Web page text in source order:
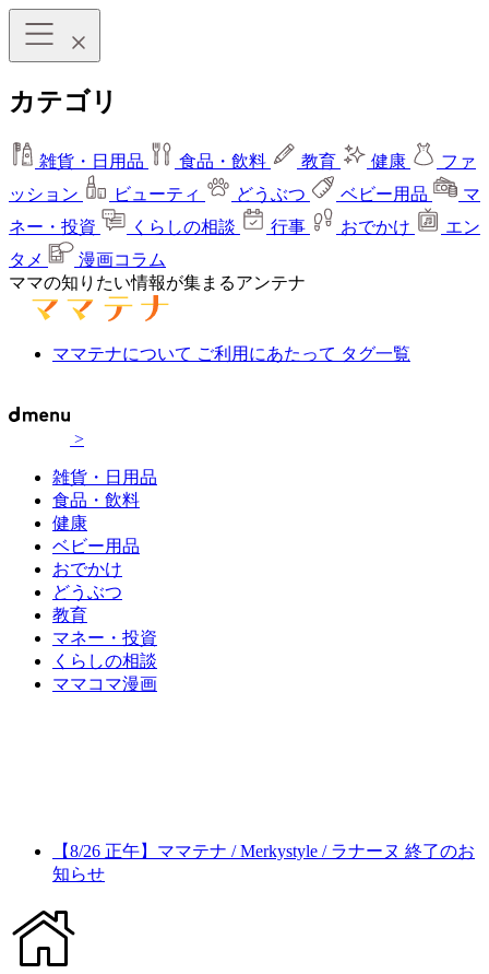
カテゴリ
雑貨・日用品 食品・飲料 教育 健康
ファ
ッション
ビューティ どうぶつ ベビー用品
マ
ネー・投資
くらしの相談 行事 おでかけ
エン
タメ
漫画コラム
ママの知りたい情報が集まるアンテナ
ママテナについて ご利用にあたって タグ一覧
>
雑貨・日用品
食品・飲料
健康
ベビー用品
おでかけ
どうぶつ
教育
マネー・投資
くらしの相談
ママコマ漫画
【8/26 正午】ママテナ / Merkystyle / ラナーヌ 終了のお
知らせ